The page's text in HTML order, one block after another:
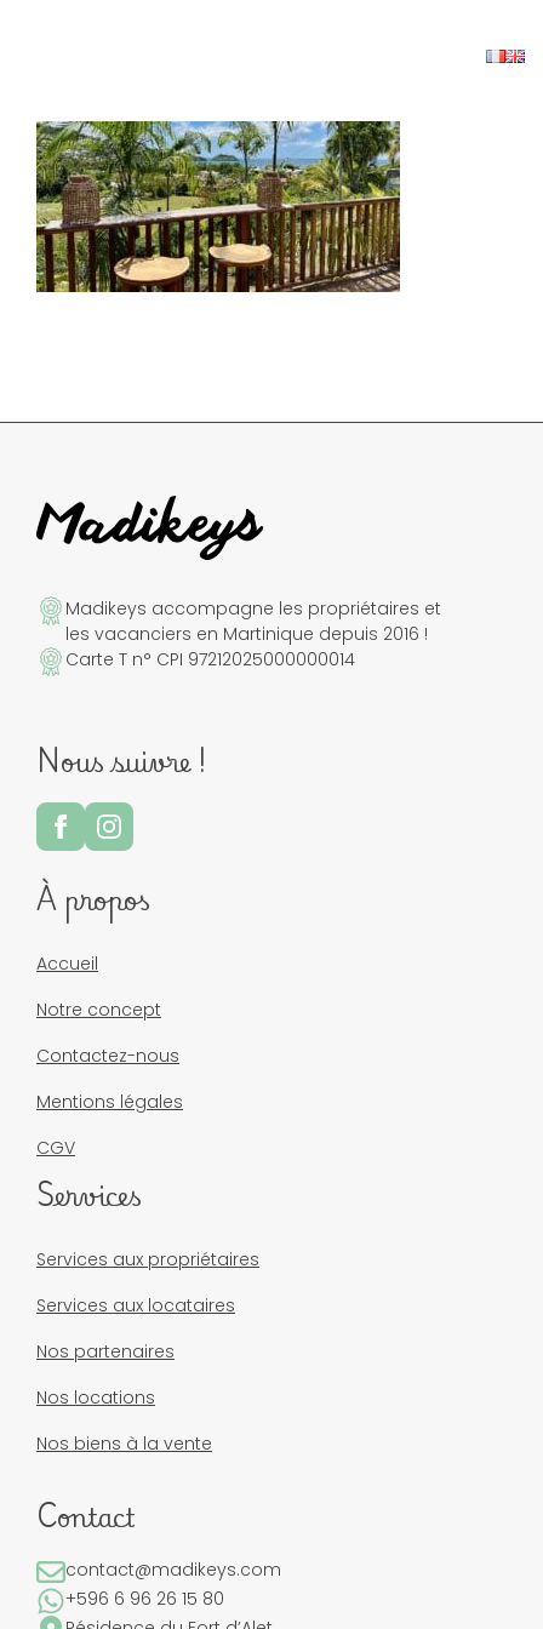
Madikeys accompagne les propriétaires et
les vacanciers en Martinique depuis 2016 !
Carte T n° CPI 97212025000000014
Nous suivre !
À propos
Accueil
Notre concept
Contactez-nous
Mentions légales
CGV
Services
Services aux propriétaires
Services aux locataires
Nos partenaires
Nos locations
Nos biens à la vente
Contact
contact@madikeys.com
+596 6 96 26 15 80